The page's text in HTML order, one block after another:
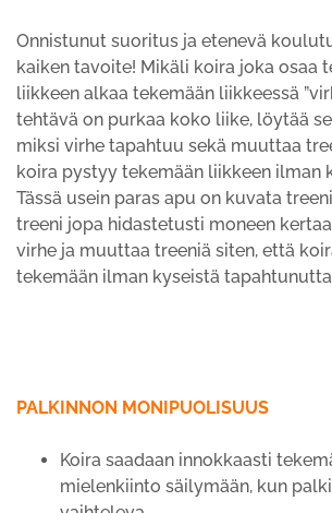
Onnistunut suoritus ja etenevä
kaiken tavoite! Mikäli koira joka osaa
liikkeen alkaa tekemään liikkeessä
tehtävä on purkaa koko liike, löytää
miksi virhe tapahtuu sekä muuttaa
koira pystyy tekemään liikkeen ilman
Tässä usein paras apu on kuvata
treeni jopa hidastetusti moneen
virhe ja muuttaa treeniä siten, että
tekemään ilman kyseistä
PALKINNON MONIPUOLISUUS
Koira saadaan innokkaasti
mielenkiinto säilymään, kun